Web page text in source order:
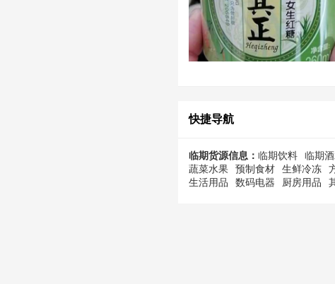
快捷导航
临期货源信息： 临期饮料 临期
蔬菜水果 预制食材 生鲜冷冻
生活用品
数码电器 厨房用品